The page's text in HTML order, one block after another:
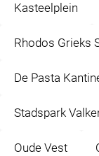
Kasteelplein
Rhodos Grieks
De Pasta
Stadspark
Oude Vest